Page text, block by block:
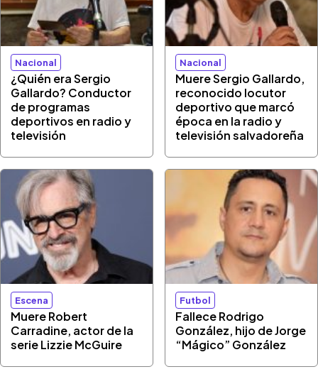
Nacional
¿Quién era Sergio
Gallardo? Conductor
de programas
deportivos en radio y
televisión
Nacional
Muere Sergio Gallardo,
reconocido locutor
deportivo que marcó
época en la radio y
televisión salvadoreña
Escena
Muere Robert
Carradine, actor de la
serie Lizzie McGuire
Futbol
Fallece Rodrigo
González, hijo de Jorge
“Mágico” González